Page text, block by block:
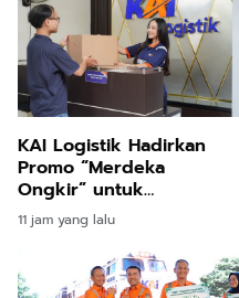
KAI Logistik Hadirkan
Promo “Merdeka
Ongkir” untuk
Pengiriman Paket
11 jam yang lalu